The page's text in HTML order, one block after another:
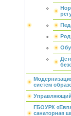
систем
ГБОУРК
санаторная